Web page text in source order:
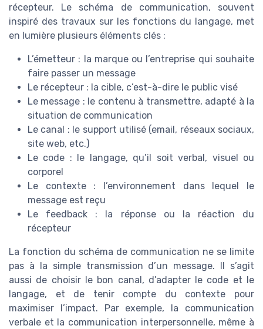
récepteur. Le schéma de communication, souvent
inspiré des travaux sur les fonctions du langage, met
en lumière plusieurs éléments clés :
L’émetteur : la marque ou l’entreprise qui souhaite
faire passer un message
Le récepteur : la cible, c’est-à-dire le public visé
Le message : le contenu à transmettre, adapté à la
situation de communication
Le canal : le support utilisé (email, réseaux sociaux,
site web, etc.)
Le code : le langage, qu’il soit verbal, visuel ou
corporel
Le contexte : l’environnement dans lequel le
message est reçu
Le feedback : la réponse ou la réaction du
récepteur
La fonction du schéma de communication ne se limite
pas à la simple transmission d’un message. Il s’agit
aussi de choisir le bon canal, d’adapter le code et le
langage, et de tenir compte du contexte pour
maximiser l’impact. Par exemple, la communication
verbale et la communication interpersonnelle, même à